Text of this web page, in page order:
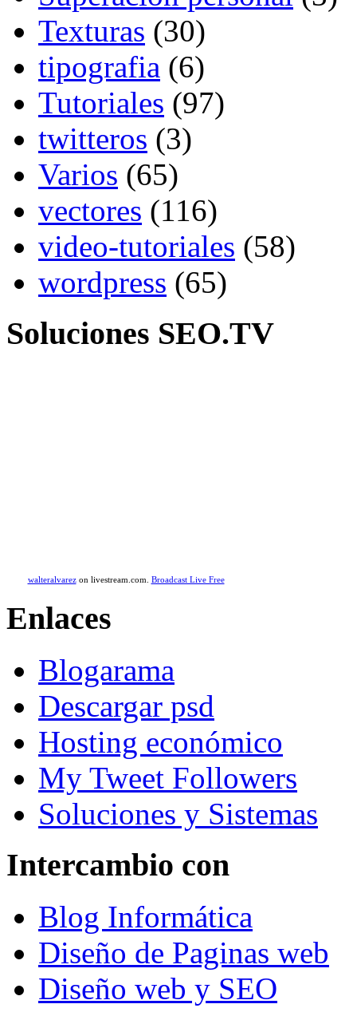
Texturas (30)
tipografia (6)
Tutoriales (97)
twitteros (3)
Varios (65)
vectores (116)
video-tutoriales (58)
wordpress (65)
Soluciones SEO.TV
walteralvarezon livestream.com. Broadcast Live Free
Enlaces
Blogarama
Descargar psd
Hosting económico
My Tweet Followers
Soluciones y Sistemas
Intercambio con
Blog Informática
Diseño de Paginas web
Diseño web y SEO